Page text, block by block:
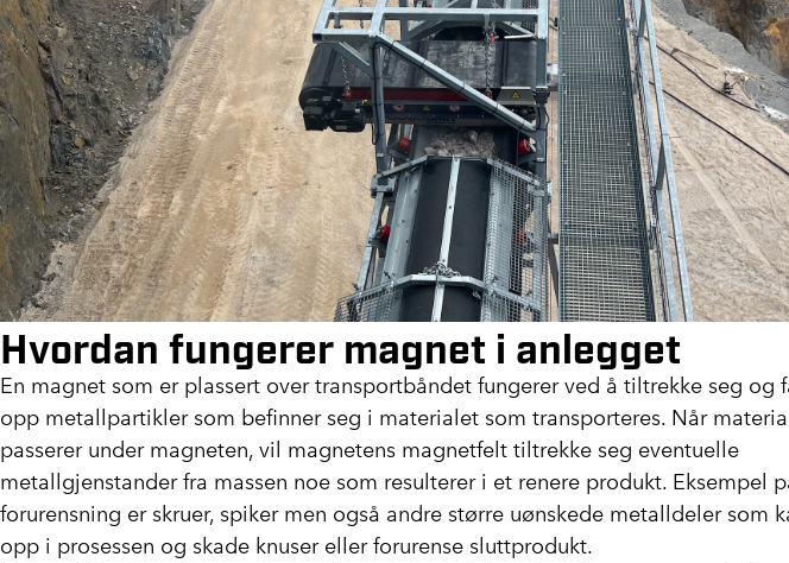
Hvordan fungerer magnet i anlegget
En magnet som er plassert over transportbåndet fungerer ved å tiltrekke seg og
opp metallpartikler som befinner seg i materialet som transporteres. Når
passerer under magneten, vil magnetens magnetfelt tiltrekke seg eventuelle
metallgjenstander fra massen noe som resulterer i et renere produkt. Eksempel
forurensning er skruer, spiker men også andre større uønskede metalldeler som
opp i prosessen og skade knuser eller forurense sluttprodukt.